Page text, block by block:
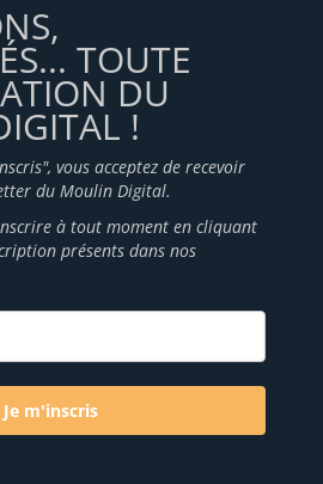
TOUTE
DU
!
vous acceptez de recevoir
du Moulin Digital.
à tout moment en cliquant
présents dans nos
Je m'inscris